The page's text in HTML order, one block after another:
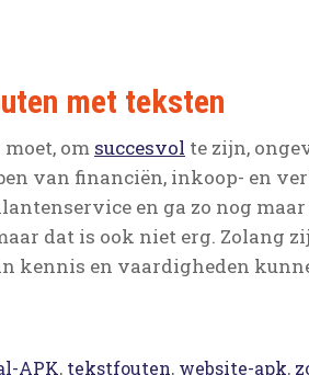
met teksten
om succesvol te zijn,
van financiën, inkoop- en
en ga zo nog
dat is ook niet erg. Zolang
kennis en vaardigheden
APK, tekstfouten, website-apk,